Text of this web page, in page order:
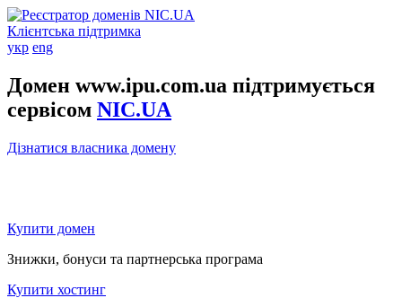
Клієнтська підтримка
укр eng
Домен www.ipu.com.ua підтримується
сервісом NIC.UA
Дізнатися власника домену
Купити домен
Знижки, бонуси та партнерська програма
Купити хостинг